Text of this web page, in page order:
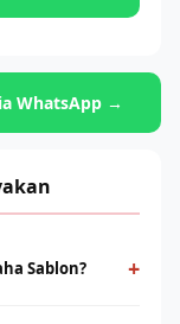
WhatsApp →
Sablon? +